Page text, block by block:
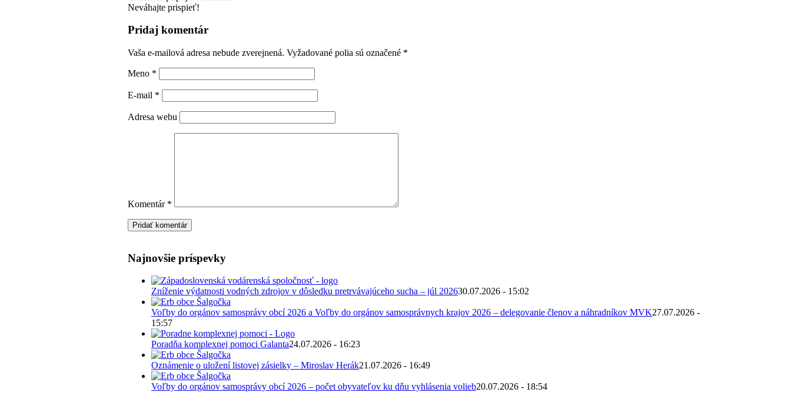
Neváhajte prispieť!
Pridaj komentár
Vaša e-mailová adresa nebude zverejnená. Vyžadované polia sú označené *
Meno *
E-mail *
Adresa webu
Komentár *
Najnovšie príspevky
Zníženie výdatnosti vodných zdrojov v dôsledku pretrvávajúceho sucha – júl 202630.07.2026 - 15:02
Voľby do orgánov samosprávy obcí 2026 a Voľby do orgánov samosprávnych krajov 2026 – delegovanie členov a náhradníkov MVK27.07.2026 -
15:57
Poradňa komplexnej pomoci Galanta24.07.2026 - 16:23
Oznámenie o uložení listovej zásielky – Miroslav Herák21.07.2026 - 16:49
Voľby do orgánov samosprávy obcí 2026 – počet obyvateľov ku dňu vyhlásenia volieb20.07.2026 - 18:54